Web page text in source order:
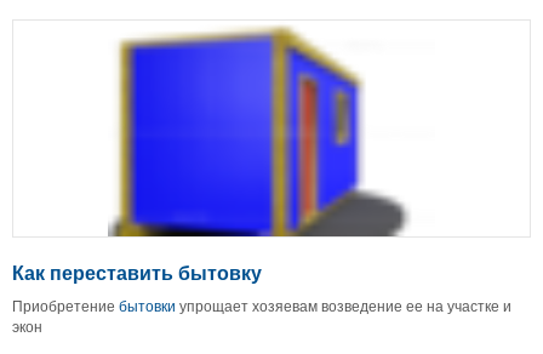
Как переставить бытовку
Приобретение бытовки упрощает хозяевам возведение ее на участке и
экон